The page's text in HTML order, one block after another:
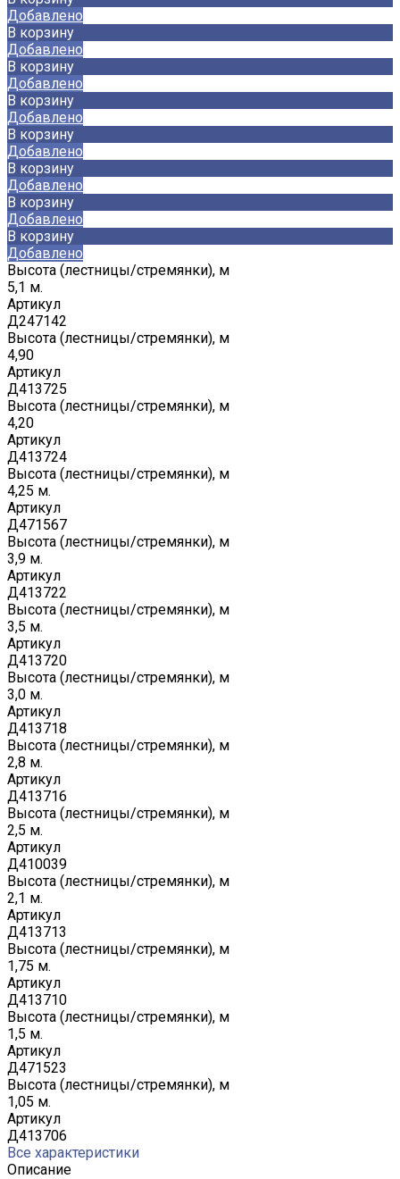
Добавлено
В корзину
Добавлено
В корзину
Добавлено
В корзину
Добавлено
В корзину
Добавлено
В корзину
Добавлено
В корзину
Добавлено
В корзину
Добавлено
Высота (лестницы/стремянки), м
5,1 м.
Артикул
Д247142
Высота (лестницы/стремянки), м
4,90
Артикул
Д413725
Высота (лестницы/стремянки), м
4,20
Артикул
Д413724
Высота (лестницы/стремянки), м
4,25 м.
Артикул
Д471567
Высота (лестницы/стремянки), м
3,9 м.
Артикул
Д413722
Высота (лестницы/стремянки), м
3,5 м.
Артикул
Д413720
Высота (лестницы/стремянки), м
3,0 м.
Артикул
Д413718
Высота (лестницы/стремянки), м
2,8 м.
Артикул
Д413716
Высота (лестницы/стремянки), м
2,5 м.
Артикул
Д410039
Высота (лестницы/стремянки), м
2,1 м.
Артикул
Д413713
Высота (лестницы/стремянки), м
1,75 м.
Артикул
Д413710
Высота (лестницы/стремянки), м
1,5 м.
Артикул
Д471523
Высота (лестницы/стремянки), м
1,05 м.
Артикул
Д413706
Все характеристики
Описание